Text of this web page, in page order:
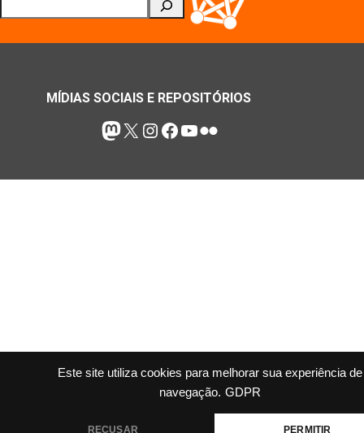
Este site utiliza cookies para melhorar sua experiência de
navegação. GDPR
RECUSAR PERMITIR
MÍDIAS SOCIAIS E REPOSITÓRIOS
Mastodon
X Instagram
Facebook
Youtube
Flickr